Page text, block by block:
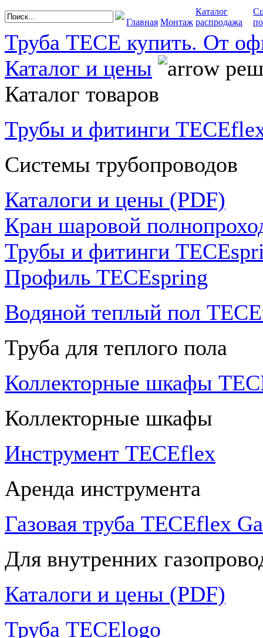
Главная Монтаж
Каталог
распродажа
Труба TECE купить. От
Каталог и цены
Каталог товаров
Трубы и фитинги
Системы трубопроводов
Каталоги и цены (PDF)
Кран шаровой
Трубы и фитинги
Профиль TECEspring
Водяной теплый пол
Труба для теплого пола
Коллекторные шкафы
Коллекторные шкафы
Инструмент TECEflex
Аренда инструмента
Газовая труба TECEflex
Для внутренних
Каталоги и цены (PDF)
Труба TECElogo